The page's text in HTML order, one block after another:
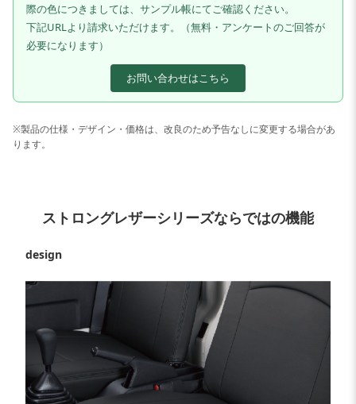
際の色につきましては、サンプル帳にてご確認ください。
下記URLより請求いただけます。（無料・アンケートのご回答が
必要になります）
お問い合わせはこちら
※製品の仕様・デザイン・価格は、改良のため予告なしに変更する場合があ
ります。
ストロングレザーシリーズならではの機能
design